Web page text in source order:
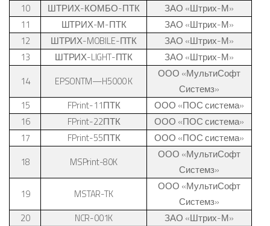
10
ШТРИХ-КОМБО-ПТК
ЗАО «Штрих-М»
11
ШТРИХ-М-ПТК
ЗАО «Штрих-М»
12
ШТРИХ-MOBILE-ПТК
ЗАО «Штрих-М»
13
ШТРИХ-LIGHT-ПТК
ЗАО «Штрих-М»
14
EPSONTM—H5000K
ООО «МультиСофт
Системз»
15
FPrint-11ПТК
ООО «ПОС система»
16
FPrint-22ПТК
ООО «ПОС система»
17
FPrint-55ПТК
ООО «ПОС система»
18
MSPrint-80K
ООО «МультиСофт
Системз»
19
MSTAR-TK
ООО «МультиСофт
Системз»
20
NCR-001K
ЗАО «Штрих-М»